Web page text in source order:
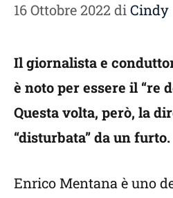
16 Ottobre 2022diCindy
Il giornalista e
è noto per essere il “re
Questa volta, però, la
“disturbata” da un furto.
Enrico Mentana è uno